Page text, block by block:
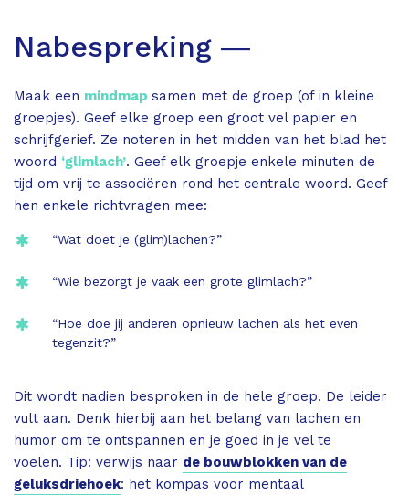
Nabespreking ―
Maak een mindmap samen met de groep (of in kleine
groepjes). Geef elke groep een groot vel papier en
schrijfgerief. Ze noteren in het midden van het blad het
woord ‘glimlach’. Geef elk groepje enkele minuten de
tijd om vrij te associëren rond het centrale woord. Geef
hen enkele richtvragen mee:
“Wat doet je (glim)lachen?”
“Wie bezorgt je vaak een grote glimlach?”
“Hoe doe jij anderen opnieuw lachen als het even
tegenzit?”
Dit wordt nadien besproken in de hele groep. De leider
vult aan. Denk hierbij aan het belang van lachen en
humor om te ontspannen en je goed in je vel te
voelen. Tip: verwijs naar de bouwblokken van de
geluksdriehoek: het kompas voor mentaal